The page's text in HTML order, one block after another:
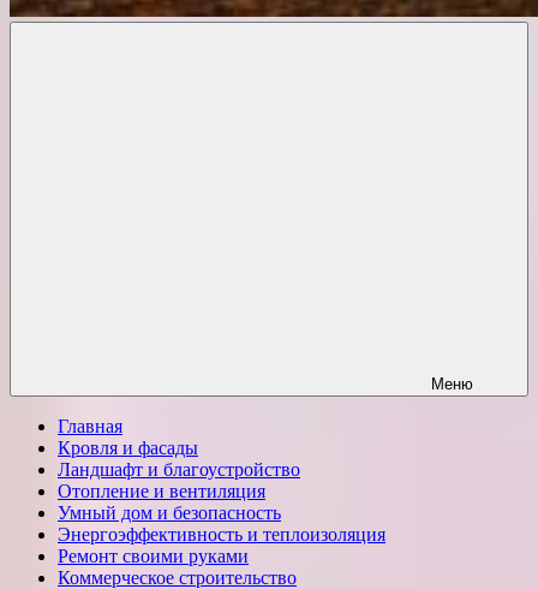
Меню
Главная
Кровля и фасады
Ландшафт и благоустройство
Отопление и вентиляция
Умный дом и безопасность
Энергоэффективность и теплоизоляция
Ремонт своими руками
Коммерческое строительство